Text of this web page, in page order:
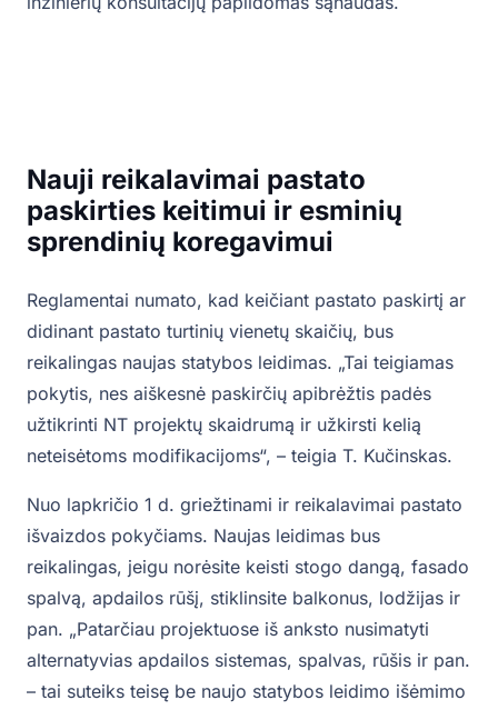
Nauji reikalavimai pastato
paskirties keitimui ir esminių
sprendinių koregavimui
Reglamentai numato, kad keičiant pastato paskirtį ar
didinant pastato turtinių vienetų skaičių, bus
reikalingas naujas statybos leidimas. „Tai teigiamas
pokytis, nes aiškesnė paskirčių apibrėžtis padės
užtikrinti NT projektų skaidrumą ir užkirsti kelią
neteisėtoms modifikacijoms“, – teigia T. Kučinskas.
Nuo lapkričio 1 d. griežtinami ir reikalavimai pastato
išvaizdos pokyčiams. Naujas leidimas bus
reikalingas, jeigu norėsite keisti stogo dangą, fasado
spalvą, apdailos rūšį, stiklinsite balkonus, lodžijas ir
pan. „Patarčiau projektuose iš anksto nusimatyti
alternatyvias apdailos sistemas, spalvas, rūšis ir pan.
– tai suteiks teisę be naujo statybos leidimo išėmimo